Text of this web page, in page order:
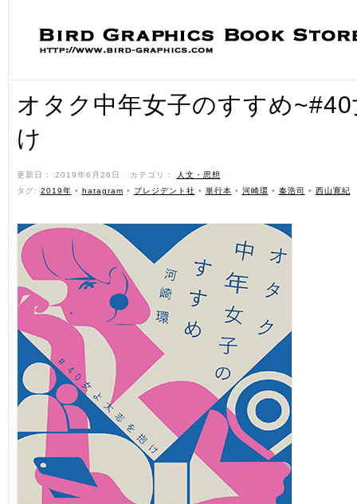
オタク中年女子のすすめ
け
更新日： 2019年6月26日 ˑ カテゴリ： 人文・思想
ˑ
タグ: 2019年 • hatagram • プレジデント社 • 単行本 • 河崎環 • 秦浩司 • 西山寛紀